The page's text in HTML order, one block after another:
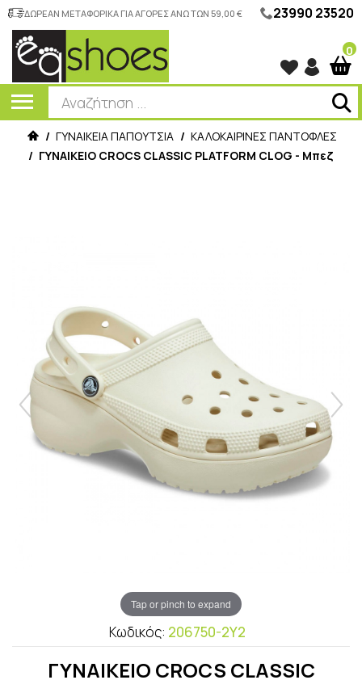
ΔΩΡΕΑΝ ΜΕΤΑΦΟΡΙΚΑ ΓΙΑ ΑΓΟΡΕΣ ΑΝΩ ΤΩΝ 59,00 € 23990 23520
0
/ ΓΥΝΑΙΚΕΙΑ ΠΑΠΟΥΤΣΙΑ / ΚΑΛΟΚΑΙΡΙΝΕΣ ΠΑΝΤΟΦΛΕΣ
/ ΓΥΝΑΙΚΕΙΟ CROCS CLASSIC PLATFORM CLOG - Μπεζ
Tap or pinch to expand
Κωδικός: 206750-2Y2
ΓΥΝΑΙΚΕΙΟ CROCS CLASSIC